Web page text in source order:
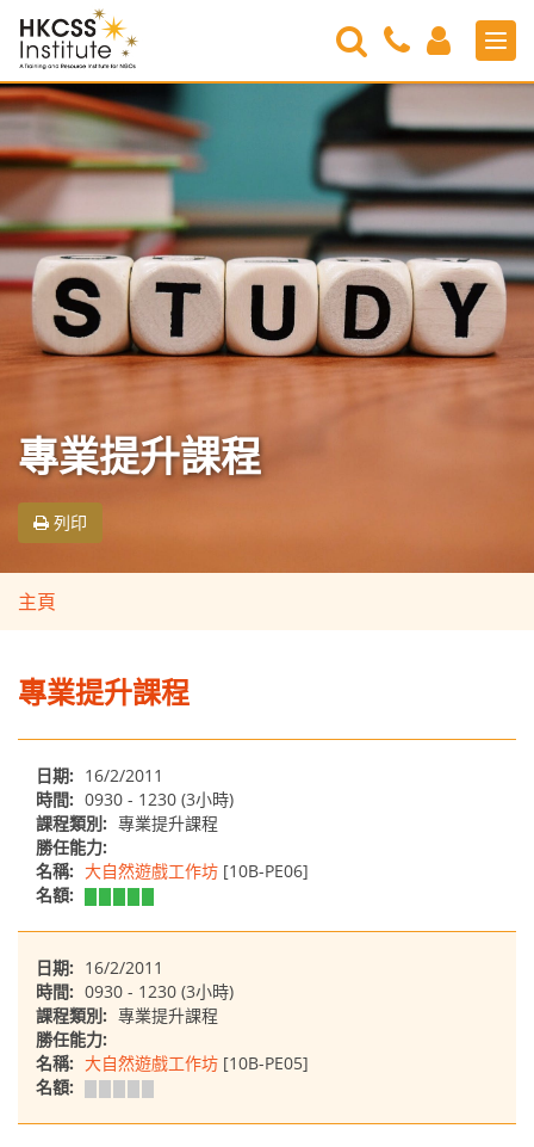
HKCSS
Institute
Search
Contact
Us
Login
專業提升課程
列印
主頁
專業提升課程
日期: 16/2/2011
時間: 0930 - 1230 (3小時)
課程類別: 專業提升課程
勝任能力:
名稱: 大自然遊戲工作坊 [10B-PE06]
名額:
日期: 16/2/2011
時間: 0930 - 1230 (3小時)
課程類別: 專業提升課程
勝任能力:
名稱: 大自然遊戲工作坊 [10B-PE05]
名額: